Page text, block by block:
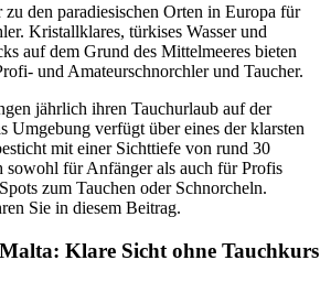
den paradiesischen Orten in Europa für
Kristallklares, türkises Wasser und
auf dem Grund des Mittelmeeres bieten
und Amateurschnorchler und Taucher.
jährlich ihren Tauchurlaub auf der
Umgebung verfügt über eines der klarsten
mit einer Sichttiefe von rund 30
sowohl für Anfänger als auch für Profis
zum Tauchen oder Schnorcheln.
Sie in diesem Beitrag.
Klare Sicht ohne Tauchkurs